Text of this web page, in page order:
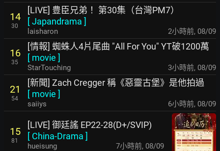
14
30
[LIVE] 豊臣兄弟！ 第30集（台灣PM7）
[Japandrama ]
laisharon 2小時前, 08/09
16
35
[情報] 蜘蛛人4片尾曲 "All For You" YT破1200萬
[ movie ]
StarTouching 3小時前, 08/09
21
54
[新聞] Zach Cregger 稱《惡靈古堡》是他拍過
[ movie ]
saiiys 6小時前, 08/09
15
81
[LIVE] 御廷謠 EP22-28(D+/SVIP)
[ China-Drama ]
hueisung 7小時前, 08/09